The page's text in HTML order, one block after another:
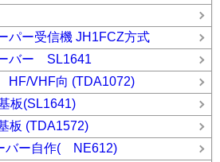
パー受信機 JH1FCZ方式
バー SL1641
HF/VHF向 (TDA1072)
板(SL1641)
板 (TDA1572)
バー自作( NE612)